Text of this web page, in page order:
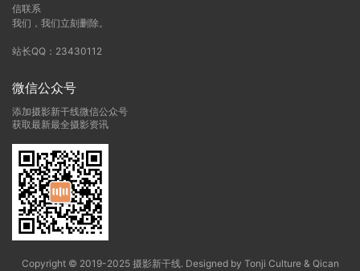
信联系
我们，我们立刻删除。
站长QQ：23430112
微信公众号
添加摄影新干线微信公众号
获取最新最全摄影资讯
Copyright © 2019-2025 摄影新干线. Designed by Tonji Culture & Qican